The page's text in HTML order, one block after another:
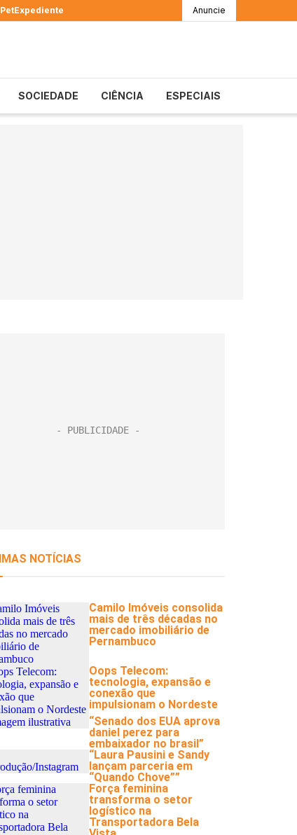
PetExpediente Anuncie
SOCIEDADE CIÊNCIA ESPECIAIS